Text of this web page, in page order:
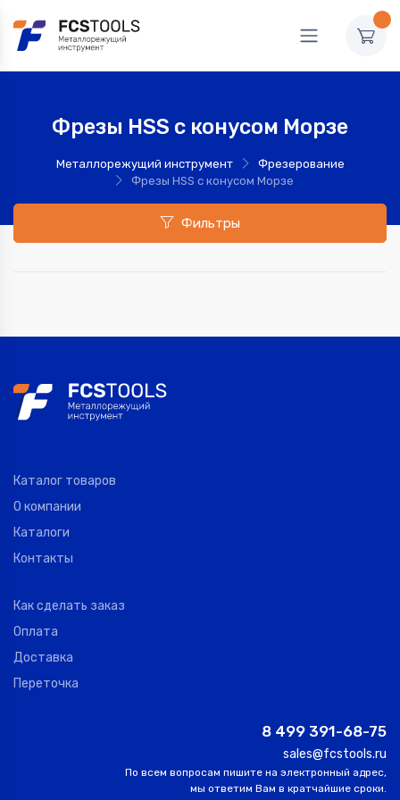
Фрезы HSS с конусом Морзе
Металлорежущий инструмент
Фрезерование
Фрезы HSS с конусом Морзе
Фильтры
Каталог товаров
О компании
Каталоги
Контакты
Как сделать заказ
Оплата
Доставка
Переточка
8 499 391-68-75
sales@fcstools.ru
По всем вопросам пишите на электронный адрес,
мы ответим Вам в кратчайшие сроки.